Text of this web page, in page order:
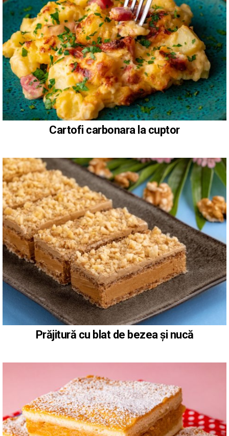
Cartofi carbonara la cuptor
Prăjitură cu blat de bezea și nucă